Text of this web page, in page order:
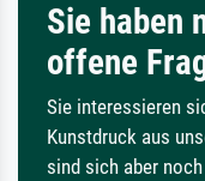
Sie haben
offene
Sie interessieren
Kunstdruck aus
sind sich aber